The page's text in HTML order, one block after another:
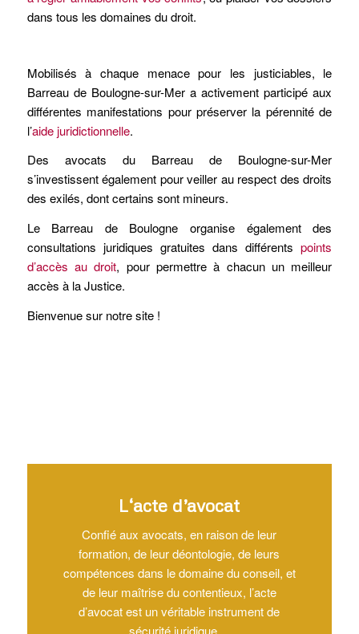
dans tous les domaines du droit.
Mobilisés à chaque menace pour les justiciables, le
Barreau de Boulogne-sur-Mer a activement participé aux
différentes manifestations pour préserver la pérennité de
l’aide juridictionnelle.
Des avocats du Barreau de Boulogne-sur-Mer
s’investissent également pour veiller au respect des droits
des exilés, dont certains sont mineurs.
Le Barreau de Boulogne organise également des
consultations juridiques gratuites dans différentspoints
d’accès au droit, pour permettre à chacun un meilleur
accès à la Justice.
Bienvenue sur notre site !
L‘acte d’avocat
Confié aux avocats, en raison de leur
formation, de leur déontologie, de leurs
compétences dans le domaine du conseil, et
de leur maîtrise du contentieux, l’acte
d’avocat est un véritable instrument de
sécurité juridique…